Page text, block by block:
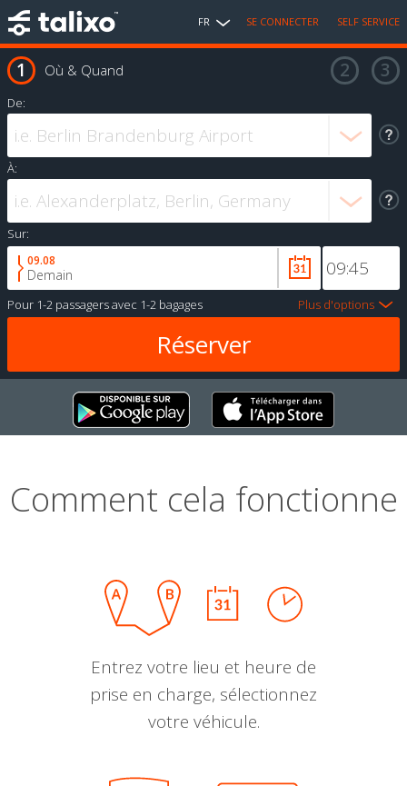
FR SE CONNECTER SELF SERVICE
Où & Quand
De:
À:
Sur:
09.08
Demain
Pour 1-2 passagersavec 1-2 bagages Plus d'options
Comment cela fonctionne
Entrez votre lieu et heure de
prise en charge, sélectionnez
votre véhicule.